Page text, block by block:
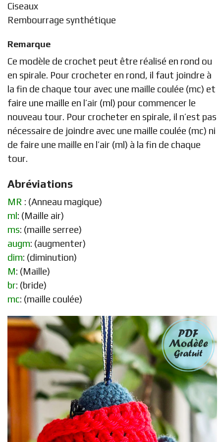
Ciseaux
Rembourrage synthétique
Remarque
Ce modèle de crochet peut être réalisé en rond ou
en spirale. Pour crocheter en rond, il faut joindre à
la fin de chaque tour avec une maille coulée (mc) et
faire une maille en l’air (ml) pour commencer le
nouveau tour. Pour crocheter en spirale, il n’est pas
nécessaire de joindre avec une maille coulée (mc) ni
de faire une maille en l’air (ml) à la fin de chaque
tour.
Abréviations
MR : (Anneau magique)
ml: (Maille air)
ms: (maille serree)
augm: (augmenter)
dim: (diminution)
M: (Maille)
br: (bride)
mc: (maille coulée)